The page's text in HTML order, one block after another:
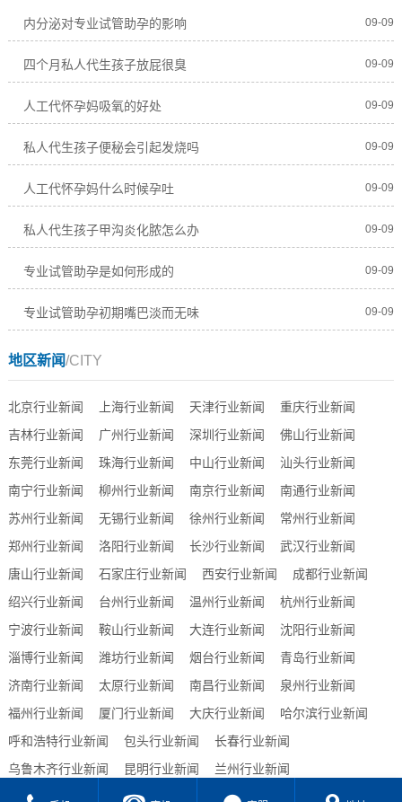
内分泌对专业试管助孕的影响 09-09
四个月私人代生孩子放屁很臭 09-09
人工代怀孕妈吸氧的好处 09-09
私人代生孩子便秘会引起发烧吗 09-09
人工代怀孕妈什么时候孕吐 09-09
私人代生孩子甲沟炎化脓怎么办 09-09
专业试管助孕是如何形成的 09-09
专业试管助孕初期嘴巴淡而无味 09-09
地区新闻/CITY
北京行业新闻 上海行业新闻 天津行业新闻
重庆行业新闻
吉林行业新闻
广州行业新闻 深圳行业新闻
佛山行业新闻
东莞行业新闻
珠海行业新闻 中山行业新闻
汕头行业新闻
南宁行业新闻
柳州行业新闻 南京行业新闻
南通行业新闻
苏州行业新闻
无锡行业新闻 徐州行业新闻
常州行业新闻
郑州行业新闻
洛阳行业新闻 长沙行业新闻
武汉行业新闻
唐山行业新闻
石家庄行业新闻 西安行业新闻
成都行业新闻
绍兴行业新闻
台州行业新闻 温州行业新闻
杭州行业新闻
宁波行业新闻
鞍山行业新闻 大连行业新闻
沈阳行业新闻
淄博行业新闻
潍坊行业新闻 烟台行业新闻
青岛行业新闻
济南行业新闻
太原行业新闻 南昌行业新闻
泉州行业新闻
福州行业新闻
厦门行业新闻 大庆行业新闻
哈尔滨行业新闻
呼和浩特行业新闻
包头行业新闻
长春行业新闻
乌鲁木齐行业新闻
昆明行业新闻
兰州行业新闻
贵阳行业新闻
合肥行业新闻 西宁行业新闻 海口行业新闻